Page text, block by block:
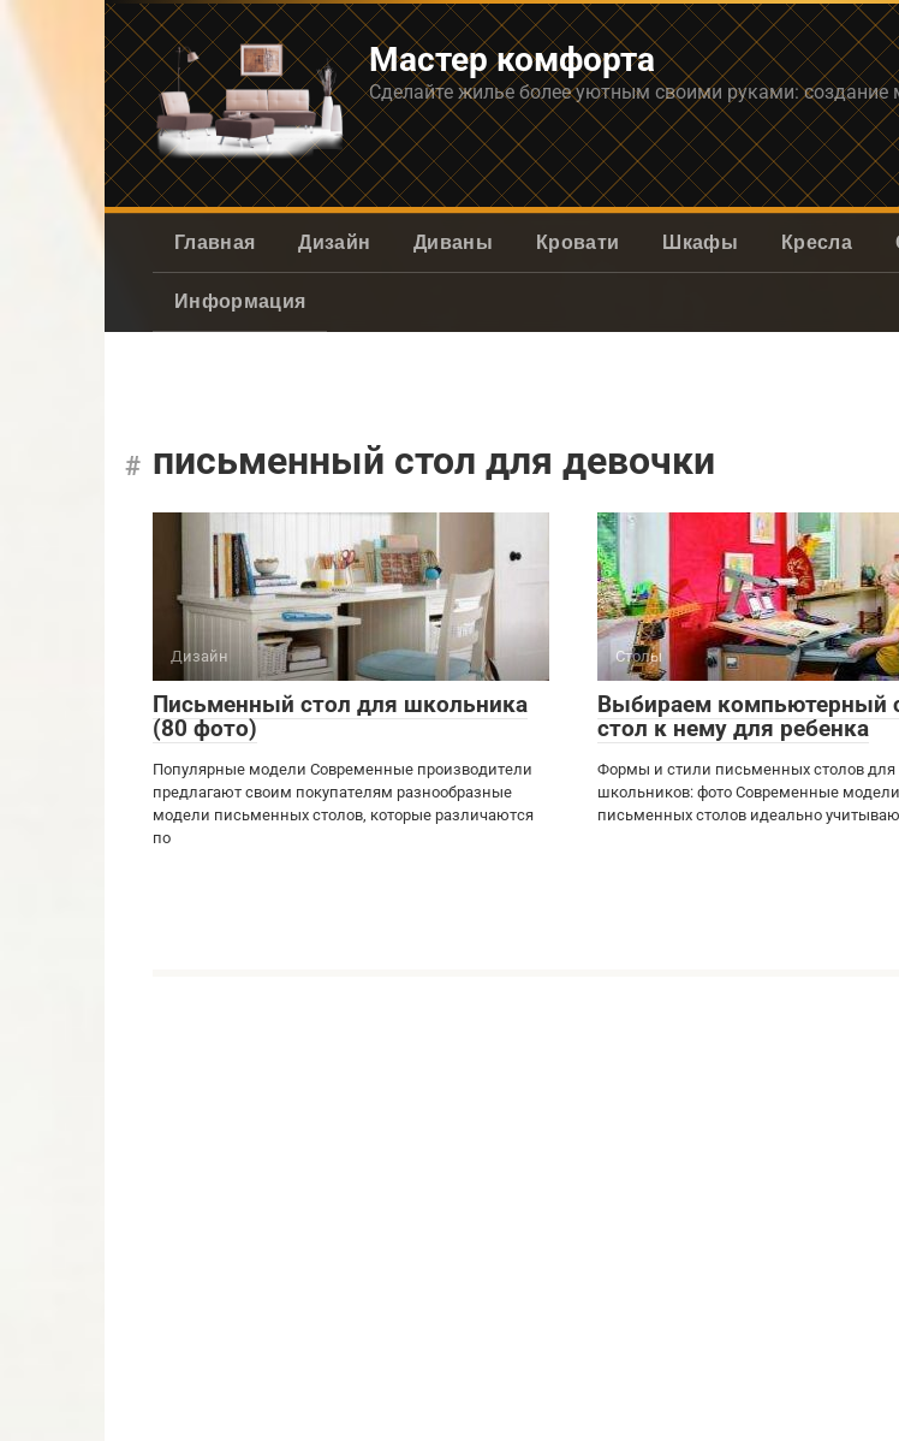
Мастер комфорта
Сделайте жилье более уютным своими руками: создание
Главная Дизайн Диваны Кровати Шкафы Кресла
Информация
письменный стол для девочки
Дизайн
Письменный стол для школьника
(80 фото)
Популярные модели Современные производители
предлагают своим покупателям разнообразные
модели письменных столов, которые различаются
по
Столы
Выбираем компьютерный
стол к нему для ребенка
Формы и стили письменных столов для
школьников: фото Современные модели
письменных столов идеально